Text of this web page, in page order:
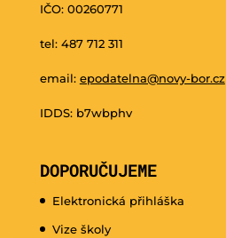
IČO: 00260771
tel: 487 712 311
email: epodatelna@novy-bor.cz
IDDS: b7wbphv
DOPORUČUJEME
Elektronická přihláška
Vize školy